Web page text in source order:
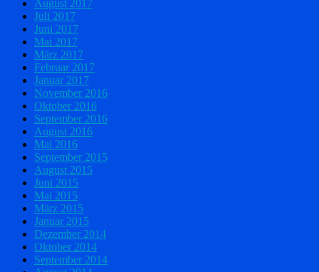
August 2017
Juli 2017
Juni 2017
Mai 2017
März 2017
Februar 2017
Januar 2017
November 2016
Oktober 2016
September 2016
August 2016
Mai 2016
September 2015
August 2015
Juni 2015
Mai 2015
März 2015
Januar 2015
Dezember 2014
Oktober 2014
September 2014